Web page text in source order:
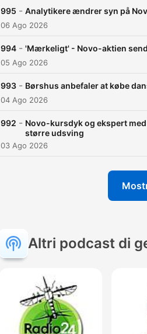
995 - Analytikere ændrer syn på
06 Ago 2026
994 - 'Mærkeligt' - Novo-aktien
05 Ago 2026
993 - Børshus anbefaler at købe
04 Ago 2026
992 - Novo-kursdyk og ekspert
større udsving
03 Ago 2026
Altri podcast di